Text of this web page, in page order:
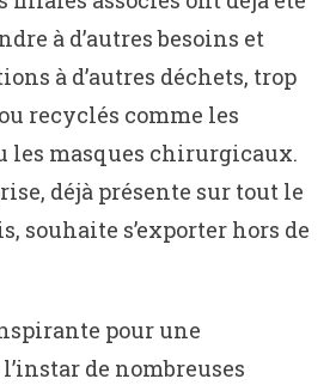
à d’autres besoins et
à d’autres déchets, trop
recyclés comme les
les masques chirurgicaux.
déjà présente sur tout le
souhaite s’exporter hors de
pour une
de nombreuses